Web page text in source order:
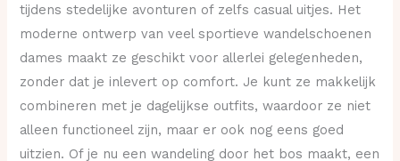
tijdens stedelijke avonturen of zelfs casual uitjes. Het
moderne ontwerp van veel sportieve wandelschoenen
dames maakt ze geschikt voor allerlei gelegenheden,
zonder dat je inlevert op comfort. Je kunt ze makkelijk
combineren met je dagelijkse outfits, waardoor ze niet
alleen functioneel zijn, maar er ook nog eens goed
uitzien. Of je nu een wandeling door het bos maakt, een